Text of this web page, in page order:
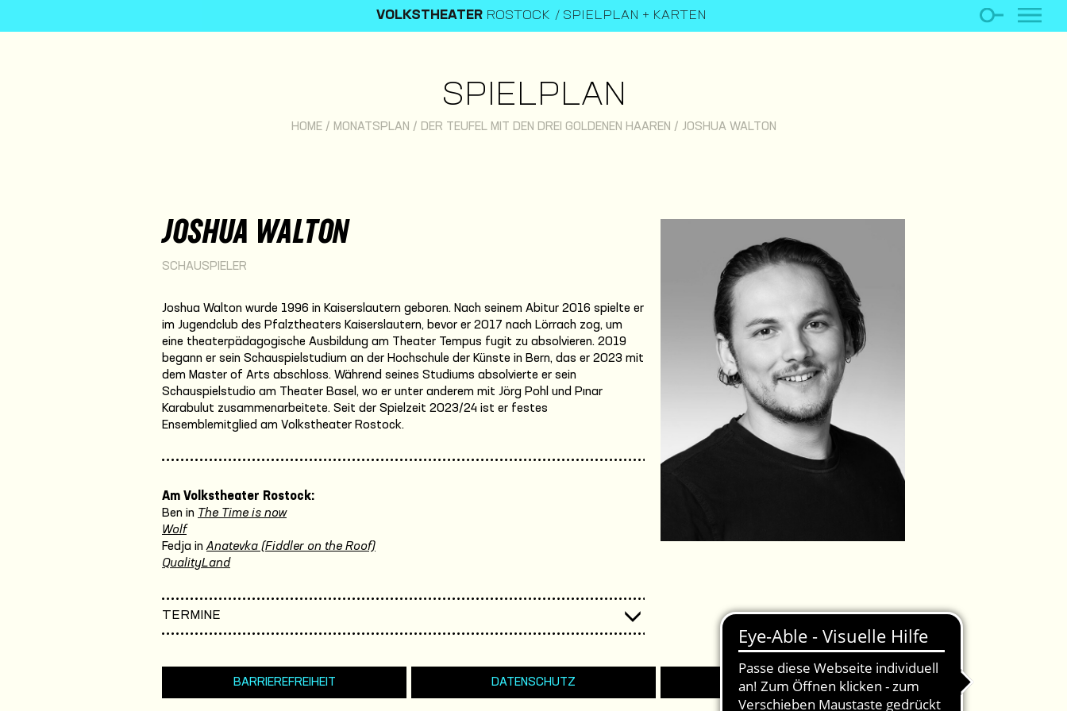
VOLKSTHEATER ROSTOCK SPIELPLAN + KARTEN
SPIELPLAN
HOME/ MONATSPLAN / DER TEUFEL MIT DEN DREI GOLDENEN HAAREN / JOSHUA WALTON
JOSHUA WALTON
SCHAUSPIELER
Joshua Walton wurde 1996 in Kaiserslautern geboren. Nach seinem Abitur 2016 spielte er
im Jugendclub des Pfalztheaters Kaiserslautern, bevor er 2017 nach Lörrach zog, um
eine theaterpädagogische Ausbildung am Theater Tempus fugit zu absolvieren. 2019
begann er sein Schauspielstudium an der Hochschule der Künste in Bern, das er 2023 mit
dem Master of Arts abschloss. Während seines Studiums absolvierte er sein
Schauspielstudio am Theater Basel, wo er unter anderem mit Jörg Pohl und Pınar
Karabulut zusammenarbeitete. Seit der Spielzeit 2023/24 ist er festes
Ensemblemitglied am Volkstheater Rostock.
Am Volkstheater Rostock:
Ben in The Time is now
Wolf
Fedja in Anatevka (Fiddler on the Roof)
QualityLand
TERMINE
BARRIEREFREIHEIT DATENSCHUTZ IMPRESSUM